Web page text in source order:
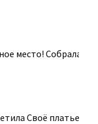
место! Собрала
Своё платье